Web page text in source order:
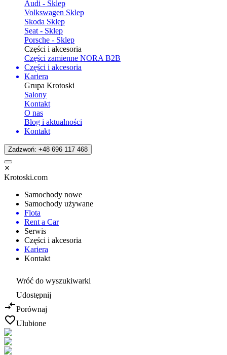
Audi - Sklep
Volkswagen Sklep
Skoda Sklep
Seat - Sklep
Porsche - Sklep
Części i akcesoria
Części zamienne NORA B2B
Części i akcesoria
Kariera
Grupa Krotoski
Salony
Kontakt
O nas
Blog i aktualności
Kontakt
Zadzwoń: +48 696 117 468
Krotoski.com
Samochody nowe
Samochody używane
Flota
Rent a Car
Serwis
Części i akcesoria
Kariera
Kontakt
Wróć do wyszukiwarki
Udostępnij
Porównaj
Ulubione